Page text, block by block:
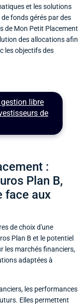
et les solutions
fonds gérés par des
de Mon Petit Placement
des allocations afin
les objectifs des
libre
de
:
Plan B,
face aux
de choix d'une
Plan B et le potentiel
les marchés financiers,
adaptées à
les performances
Elles permettent